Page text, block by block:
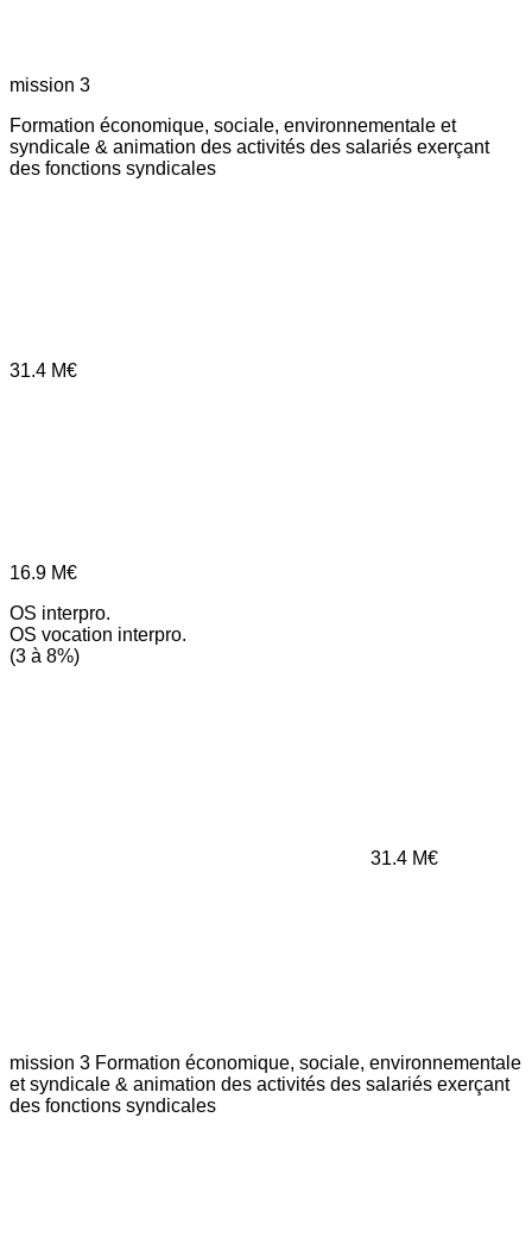
mission 3
Formation économique, sociale, environnementale et
syndicale & animation des activités des salariés exerçant
des fonctions syndicales
31.4 M€
16.9 M€
OS interpro.
OS vocation interpro.
(3 à 8%)
31.4 M€
mission 3 Formation économique, sociale, environnementale
et syndicale & animation des activités des salariés exerçant
des fonctions syndicales